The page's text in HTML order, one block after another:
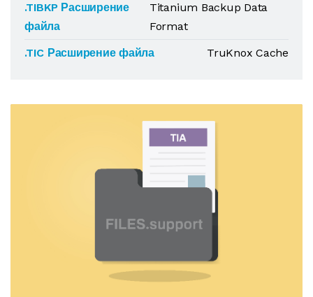
.TIBKP Расширение
файла
Titanium Backup Data
Format
.TIC Расширение файла
TruKnox Cache